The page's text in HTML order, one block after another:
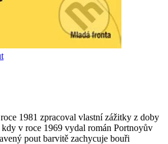
1981 zpracoval vlastní zážitky z doby
kdy v roce 1969 vydal román Portnoyův
pout barvitě zachycuje bouři